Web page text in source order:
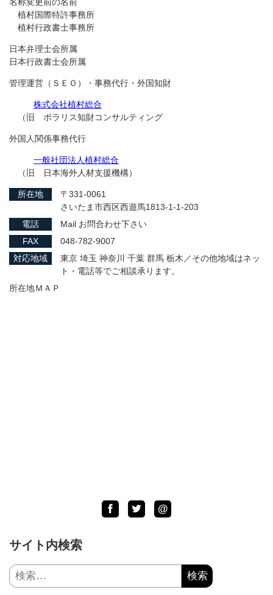
名称変更前の名前
植村国際特許事務所
植村行政書士事務所
日本弁理士会所属
日本行政書士会所属
管理運営（ＳＥＯ）・事務代行・外国知財
株式会社植村総合
（旧 ポラリス知財コンサルティング
外国人関係事務代行
一般社団法人植村総合
（旧 日本海外人材支援機構）
所在地
〒331-0061
さいたま市西区西遊馬1813-1-1-203
電話
Mail お問合わせ下さい
FAX
048-782-9007
対応地域
東京 埼玉 神奈川 千葉 群馬 栃木／その他地域はネッ
ト・電話等でご相談承ります。
所在地ＭＡＰ
Facebook
TwitterLINE
@
サイト内検索
検
索: